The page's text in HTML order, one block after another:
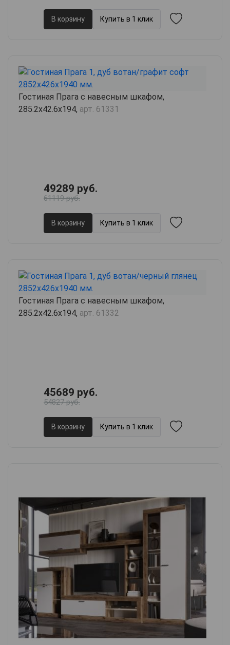
В корзину Купить в 1 клик
Гостиная Прага с навесным шкафом,
285.2х42.6х194, арт. 61331
49289 руб.
61119 руб.
В корзину Купить в 1 клик
Гостиная Прага с навесным шкафом,
285.2х42.6х194, арт. 61332
45689 руб.
54827 руб.
В корзину Купить в 1 клик